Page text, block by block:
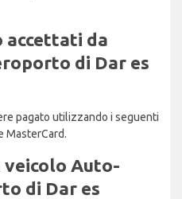
accettati da
di Dar es
pagato utilizzando i seguenti
MasterCard.
veicolo Auto-
di Dar es